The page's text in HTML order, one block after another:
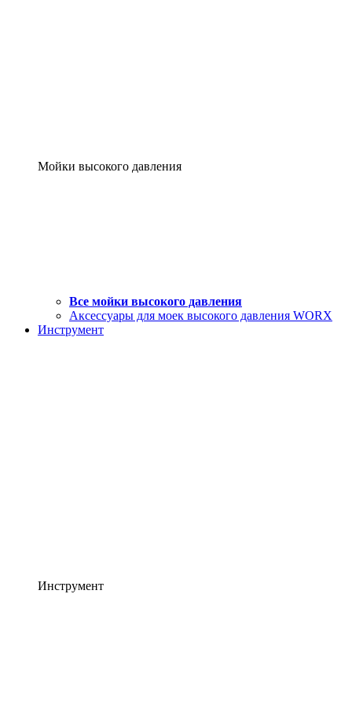
Мойки высокого давления
Все мойки высокого давления
Аксессуары для моек высокого давления WORX
Инструмент
Инструмент